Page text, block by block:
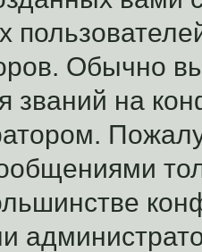
Обычно
званий на